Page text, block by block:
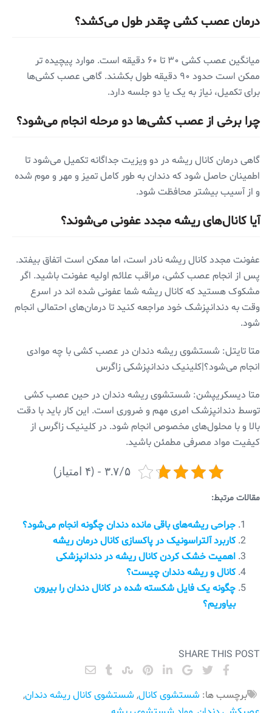
درمان عصب کشی چقدر طول می‌کشد؟
میانگین عصب کشی ۳۰ تا ۶۰ دقیقه است. موارد پیچیده تر
ممکن است حدود ۹۰ دقیقه طول بکشند. گاهی عصب کشی‌ها
برای تکمیل، نیاز به یک یا دو جلسه دارد.
چرا برخی از عصب کشی‌ها دو مرحله انجام می‌شود؟
گاهی درمان کانال ریشه در دو ویزیت جداگانه تکمیل می‌شود تا
اطمینان حاصل شود که دندان به طور کامل تمیز و مهر و موم شده
و از آسیب بیشتر محافظت شود.
آیا کانال‌های ریشه مجدد عفونی می‌شوند؟
عفونت مجدد کانال ریشه نادر است، اما ممکن است اتفاق بیفتد.
پس از انجام عصب کشی، مراقب علائم اولیه عفونت باشید. اگر
مشکوک هستید که کانال ریشه شما عفونی شده اند در اسرع
وقت به دندانپزشک خود مراجعه کنید تا درمان‌های احتمالی انجام
شود.
متا تایتل: شستشوی ریشه دندان در عصب کشی با چه موادی
انجام می‌شود؟|کلینیک دندانپزشکی زاگرس
متا دیسکریپشن: شستشوی ریشه دندان در حین عصب کشی
توسط دندانپزشک امری مهم و ضروری است. این کار باید با دقت
بالا و با محلول‌های مخصوص انجام شود. در کلینیک زاگرس از
کیفیت مواد مصرفی مطمئن باشید.
۳.۷/۵ - (۴ امتیاز)
مقالات مرتبط:
جراحی ریشه‌های باقی مانده دندان چگونه انجام می‌شود؟
کاربرد آلتراسونیک در پاکسازی کانال درمان ریشه
اهمیت خشک کردن کانال ریشه در دندانپزشکی
کانال و ریشه دندان چیست؟
چگونه یک فایل شکسته شده در کانال دندان را بیرون
بیاوریم؟
SHARE THIS POST
برچسب ها: شستشوی کانال, شستشوی کانال ریشه دندان,